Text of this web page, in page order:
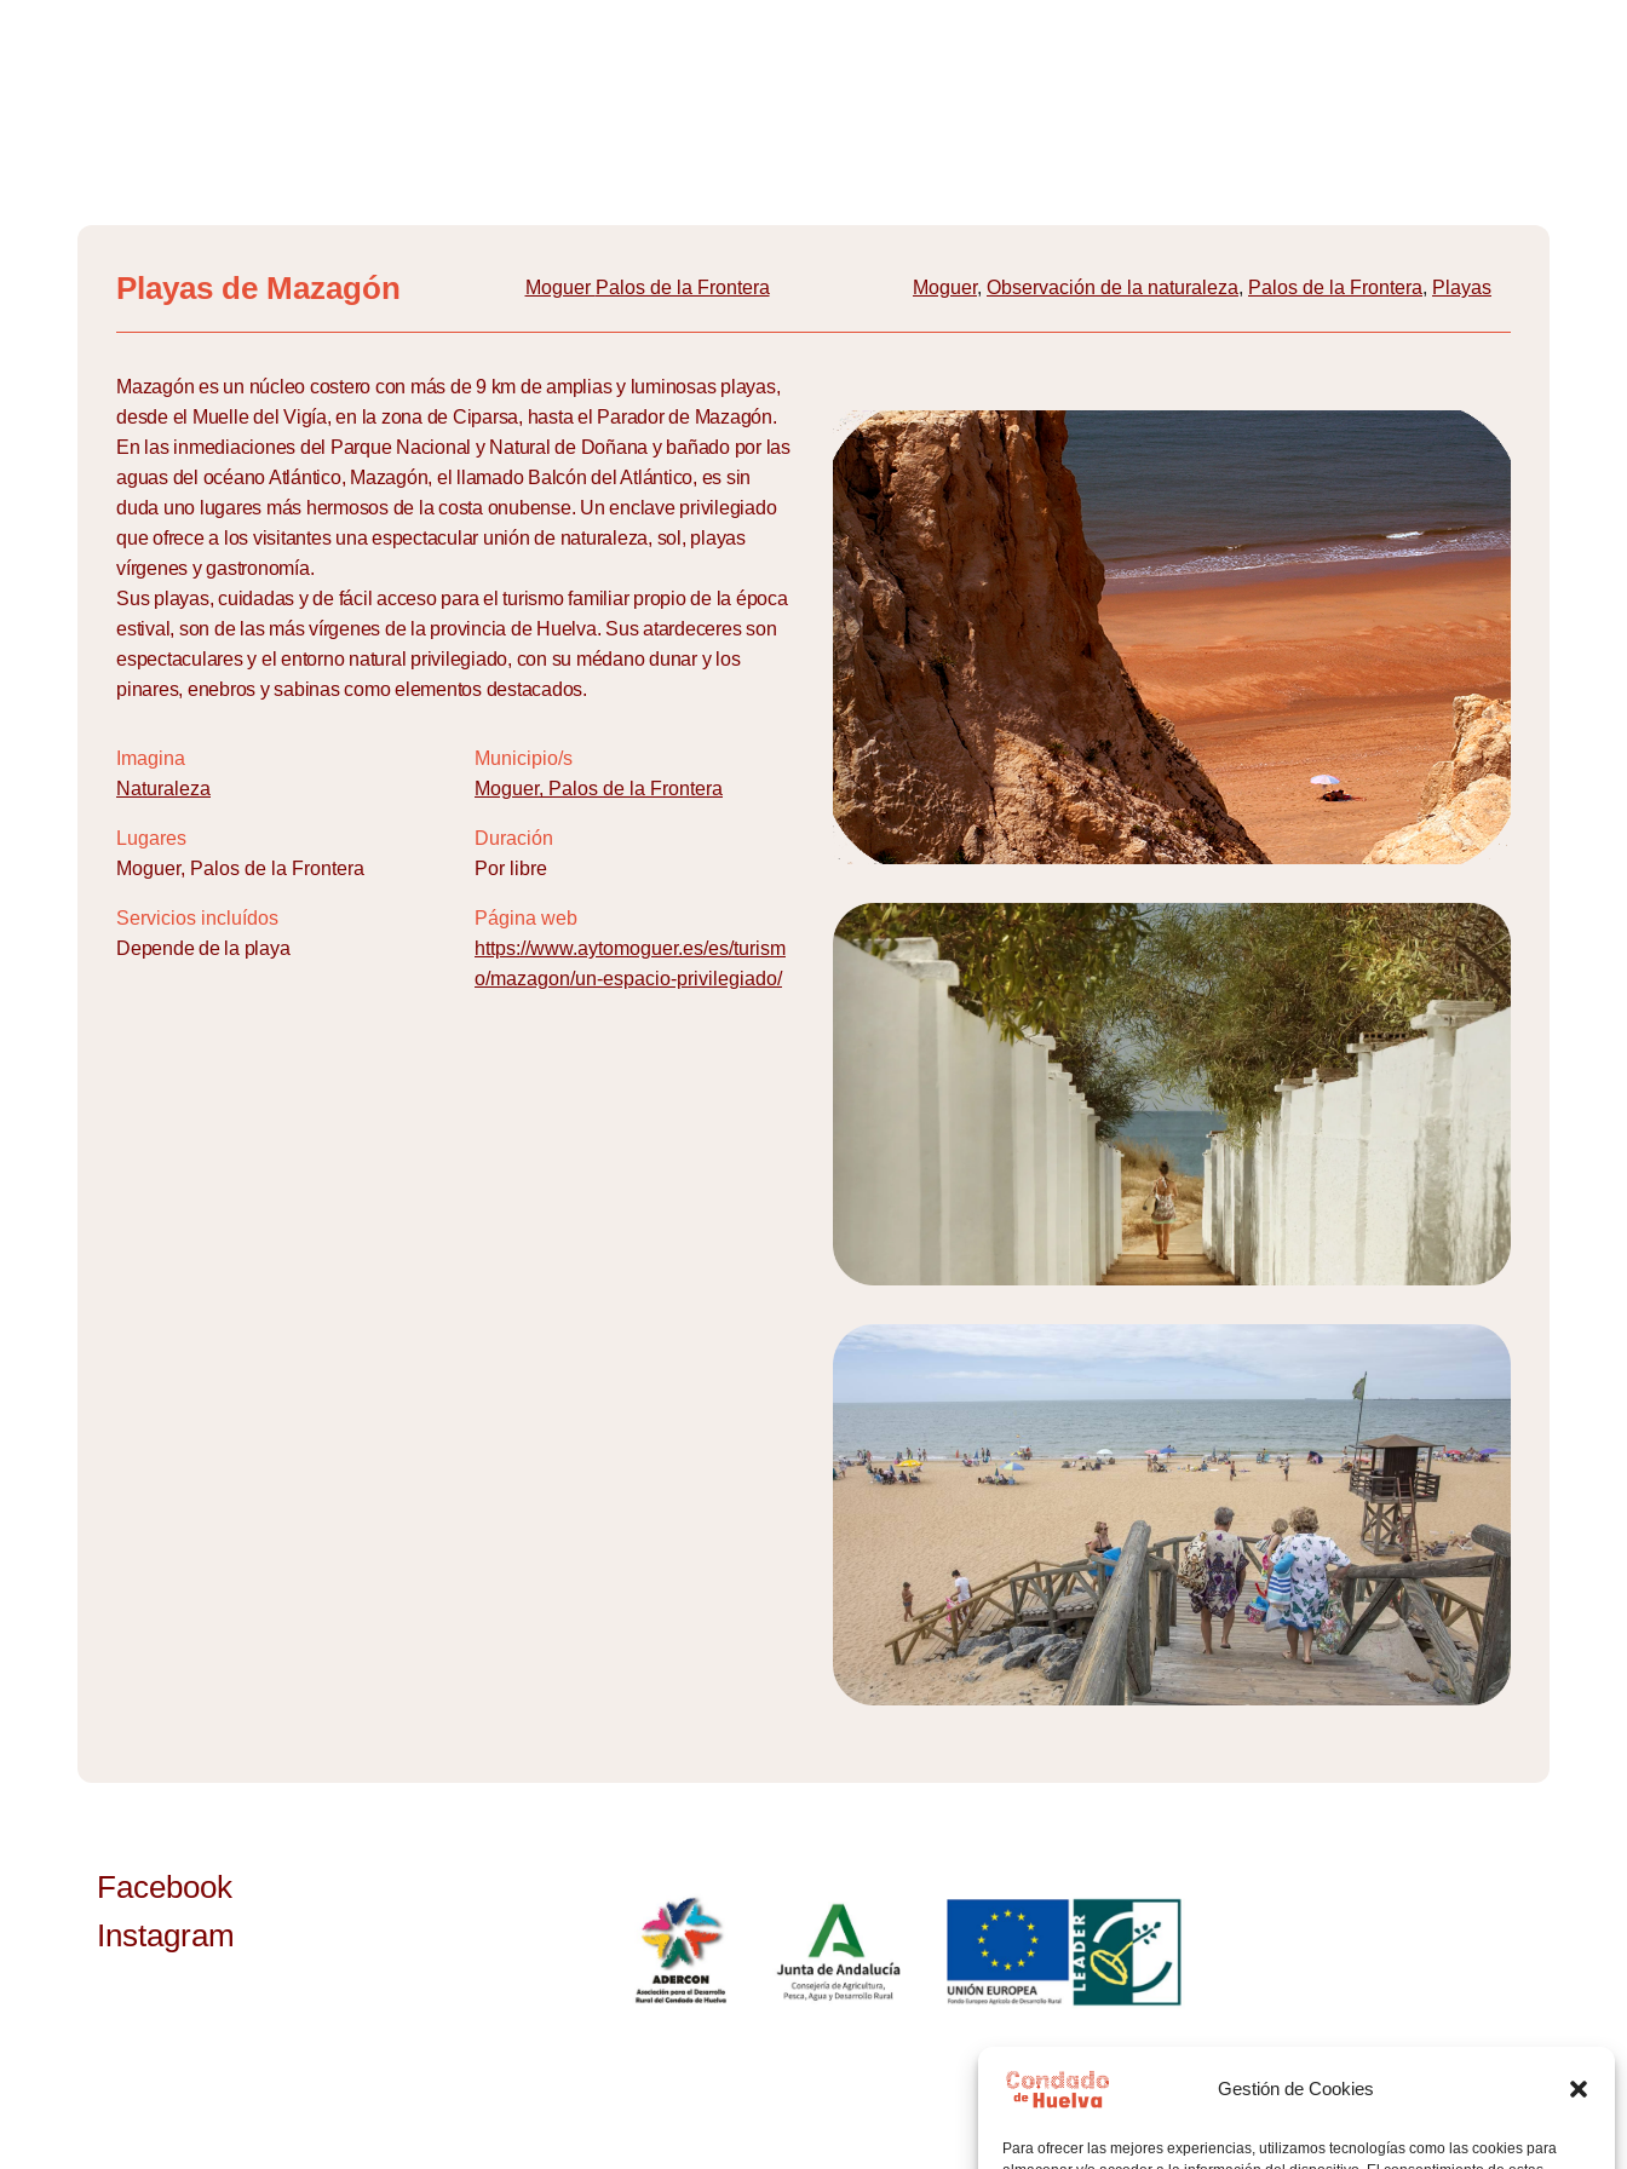
Gestión de Cookies
Para ofrecer las mejores experiencias, utilizamos tecnologías como las cookies para
Playas de Mazagón Moguer Palos de la Frontera Moguer, Observación de la naturaleza, Palos de la Frontera, Playas
Mazagón es un núcleo costero con más de 9 km de amplias y luminosas playas,
desde el Muelle del Vigía, en la zona de Ciparsa, hasta el Parador de Mazagón.
En las inmediaciones del Parque Nacional y Natural de Doñana y bañado por las
aguas del océano Atlántico, Mazagón, el llamado Balcón del Atlántico, es sin
duda uno lugares más hermosos de la costa onubense. Un enclave privilegiado
que ofrece a los visitantes una espectacular unión de naturaleza, sol, playas
vírgenes y gastronomía.
Sus playas, cuidadas y de fácil acceso para el turismo familiar propio de la época
estival, son de las más vírgenes de la provincia de Huelva. Sus atardeceres son
espectaculares y el entorno natural privilegiado, con su médano dunar y los
pinares, enebros y sabinas como elementos destacados.
Imagina
Naturaleza
Municipio/s
Moguer Palos de la Frontera
Lugares
Moguer, Palos de la Frontera
Duración
Por libre
Servicios incluídos
Depende de la playa
Página web
https://www.aytomoguer.es/es/turism
o/mazagon/un-espacio-privilegiado/
Facebook
Instagram